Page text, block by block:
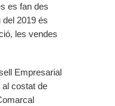
es fan des
del 2019 és
les vendes
Empresarial
al costat de